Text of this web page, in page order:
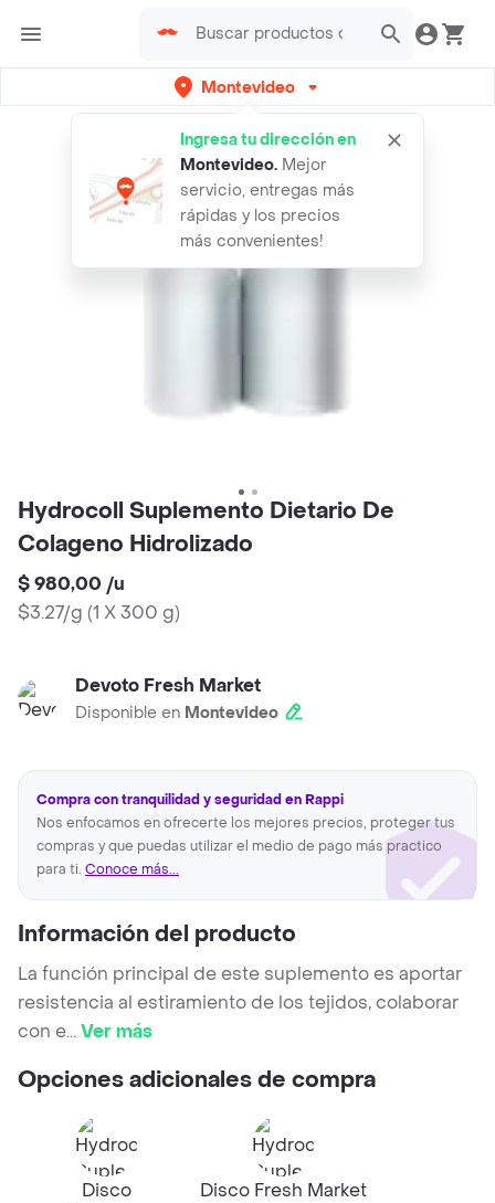
Montevideo
Ingresa tu dirección en
Montevideo. Mejor
servicio, entregas más
rápidas y los precios
más convenientes!
Hydrocoll Suplemento Dietario De
Colageno Hidrolizado
$ 980,00 /u
$3.27/g (1 X 300 g)
Devoto Fresh Market
Disponible en Montevideo
Compra con tranquilidad y seguridad en Rappi
Nos enfocamos en ofrecerte los mejores precios, proteger tus
compras y que puedas utilizar el medio de pago más practico
para ti. Conoce más...
Información del producto
La función principal de este suplemento es aportar
resistencia al estiramiento de los tejidos, colaborar
con e...Ver más
Opciones adicionales de compra
Disco
Disco Fresh Market